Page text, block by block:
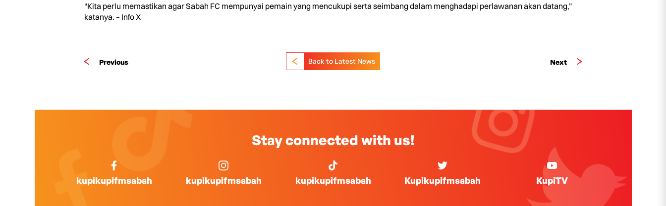
“Kita perlu memastikan agar Sabah FC mempunyai pemain yang mencukupi serta seimbang dalam menghadapi perlawanan akan datang,”
katanya. – Info X
Previous Next
Back to Latest News
Stay connected with us!
kupikupifmsabah kupikupifmsabah kupikupifmsabah Kupikupifmsabah KupiTV